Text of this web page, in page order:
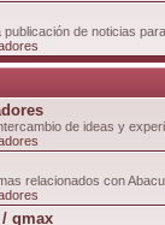
publicación de noticias
de ideas y
relacionados con
gmax